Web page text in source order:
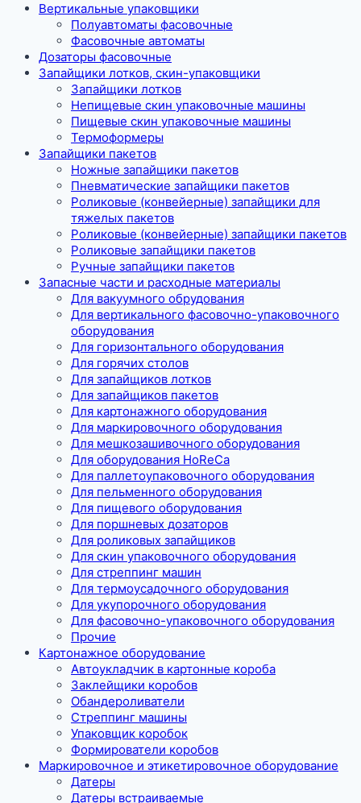
Вертикальные упаковщики
Полуавтоматы фасовочные
Фасовочные автоматы
Дозаторы фасовочные
Запайщики лотков, скин-упаковщики
Запайщики лотков
Непищевые скин упаковочные машины
Пищевые скин упаковочные машины
Термоформеры
Запайщики пакетов
Ножные запайщики пакетов
Пневматические запайщики пакетов
Роликовые (конвейерные) запайщики для
тяжелых пакетов
Роликовые (конвейерные) запайщики пакетов
Роликовые запайщики пакетов
Ручные запайщики пакетов
Запасные части и расходные материалы
Для вакуумного обрудования
Для вертикального фасовочно-упаковочного
оборудования
Для горизонтального оборудования
Для горячих столов
Для запайщиков лотков
Для запайщиков пакетов
Для картонажного оборудования
Для маркировочного оборудования
Для мешкозашивочного оборудования
Для оборудования HoReCa
Для паллетоупаковочного оборудования
Для пельменного оборудования
Для пищевого оборудования
Для поршневых дозаторов
Для роликовых запайщиков
Для скин упаковочного оборудования
Для стреппинг машин
Для термоусадочного оборудования
Для укупорочного оборудования
Для фасовочно-упаковочного оборудования
Прочие
Картонажное оборудование
Автоукладчик в картонные короба
Заклейщики коробов
Обандероливатели
Стреппинг машины
Упаковщик коробок
Формирователи коробов
Маркировочное и этикетировочное оборудование
Датеры
Датеры встраиваемые